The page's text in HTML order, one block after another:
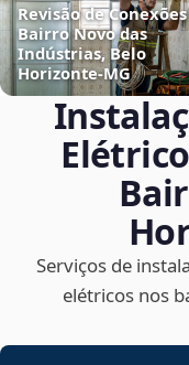
Revisão de
Bairro Novo das
Indústrias, Belo
Horizonte‑MG
Serviços de
elétricos nos